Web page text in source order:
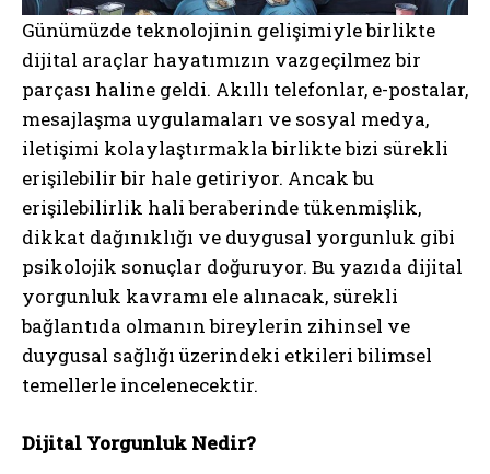
Günümüzde teknolojinin gelişimiyle birlikte
dijital araçlar hayatımızın vazgeçilmez bir
parçası haline geldi. Akıllı telefonlar, e-postalar,
mesajlaşma uygulamaları ve sosyal medya,
iletişimi kolaylaştırmakla birlikte bizi sürekli
erişilebilir bir hale getiriyor. Ancak bu
erişilebilirlik hali beraberinde tükenmişlik,
dikkat dağınıklığı ve duygusal yorgunluk gibi
psikolojik sonuçlar doğuruyor. Bu yazıda dijital
yorgunluk kavramı ele alınacak, sürekli
bağlantıda olmanın bireylerin zihinsel ve
duygusal sağlığı üzerindeki etkileri bilimsel
temellerle incelenecektir.
Dijital Yorgunluk Nedir?